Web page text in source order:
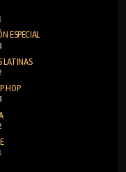
ESPECIAL
LATINAS
HOP